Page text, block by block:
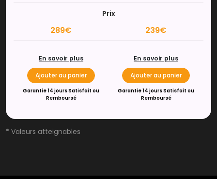
Prix
289€ 239€
En savoir plus
Ajouter au panier
Garantie 14 jours Satisfait ou
Remboursé
En savoir plus
Ajouter au panier
Garantie 14 jours Satisfait ou
Remboursé
* Valeurs atteignables